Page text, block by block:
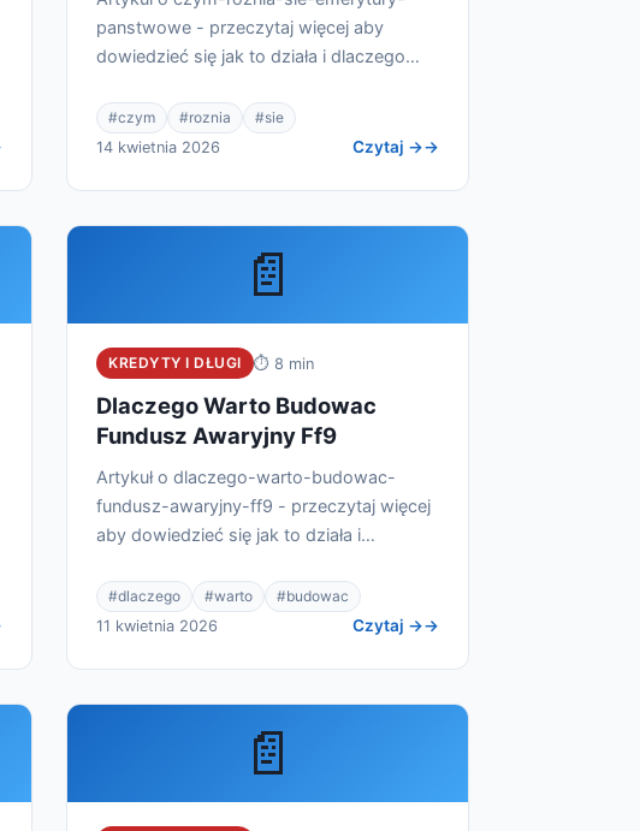
panstwowe - przeczytaj więcej aby
dowiedzieć się jak to działa i dlaczego
#czym #roznia
#sie
14 kwietnia 2026
Czytaj →
📄
KREDYTY I DŁUGI ⏱ 8 min
Dlaczego Warto Budowac
Fundusz Awaryjny Ff9
Artykuł o dlaczego-warto-budowac-
fundusz-awaryjny-ff9 - przeczytaj więcej
aby dowiedzieć się jak to działa i
#dlaczego #warto
#budowac
11 kwietnia 2026
Czytaj →
📄